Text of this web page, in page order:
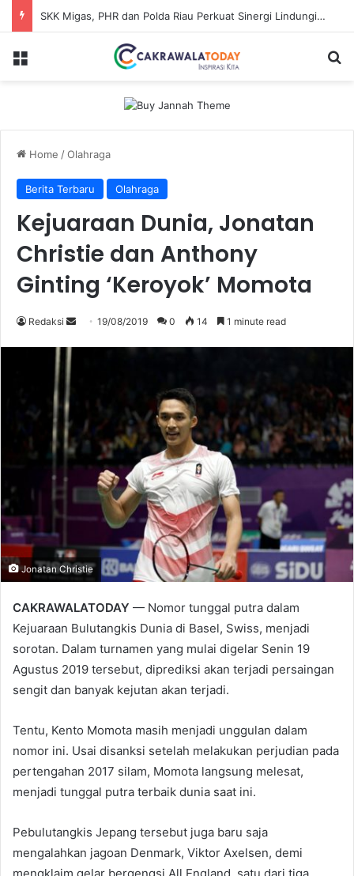
SKK Migas, PHR dan Polda Riau Perkuat Sinergi Lindungi Aset Negara demi Menjaga Ketahanan Energi Nasional
Menu
Home /Olahraga
Berita Terbaru Olahraga
Kejuaraan Dunia, Jonatan
Christie dan Anthony
Ginting ‘Keroyok’ Momota
Redaksi
Send19/08/2019 0 14 1 minute read
Jonatan Christie
CAKRAWALATODAY — Nomor tunggal putra dalam
Kejuaraan Bulutangkis Dunia di Basel, Swiss, menjadi
sorotan. Dalam turnamen yang mulai digelar Senin 19
Agustus 2019 tersebut, diprediksi akan terjadi persaingan
sengit dan banyak kejutan akan terjadi.
Tentu, Kento Momota masih menjadi unggulan dalam
nomor ini. Usai disanksi setelah melakukan perjudian pada
pertengahan 2017 silam, Momota langsung melesat,
menjadi tunggal putra terbaik dunia saat ini.
Pebulutangkis Jepang tersebut juga baru saja
mengalahkan jagoan Denmark, Viktor Axelsen, demi